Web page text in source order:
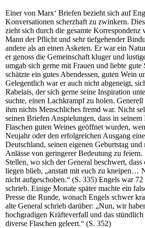
Einer von Marx‘ Briefen bezieht sich auf
Konversationen scherzhaft zu zwinkern.
zieht sich durch die gesamte Korrespondenz
Mann der Pflicht und sehr tiefgehender
andere als an einen Asketen. Er war ein
er genoss die Gemeinschaft kluger und
umgab sich gerne mit Frauen und liebte gute
schätzte ein gutes Abendessen, guten Wein
Gelegentlich war er auch nicht abgeneigt,
Rabelais, der sich gerne seine Inspiration
suchte, einen Lachkrampf zu holen. Generell
ihm nichts Menschliches fremd war. Nicht
seinen Briefen Anspielungen, dass in seinem
Flaschen guten Weines geöffnet wurden,
Neujahr oder den erfolgreichen Ausgang
Deutschland, seinen eigenen Geburtstag und
Anlässe von geringerer Bedeutung zu
Stellen, wo sich der General beschwert,
liegen blieb, „anstatt mit euch zu kneipen…
nicht aufgeschoben.“ (S. 335) Engels war 72
schrieb. Einige Monate später machte ein
Presse die Runde, wonach Engels schwer
alte General schrieb darüber: „Nun, wir
hochgradigen Kräfteverfall und das
diverse Flaschen geleert.“ (S. 352)